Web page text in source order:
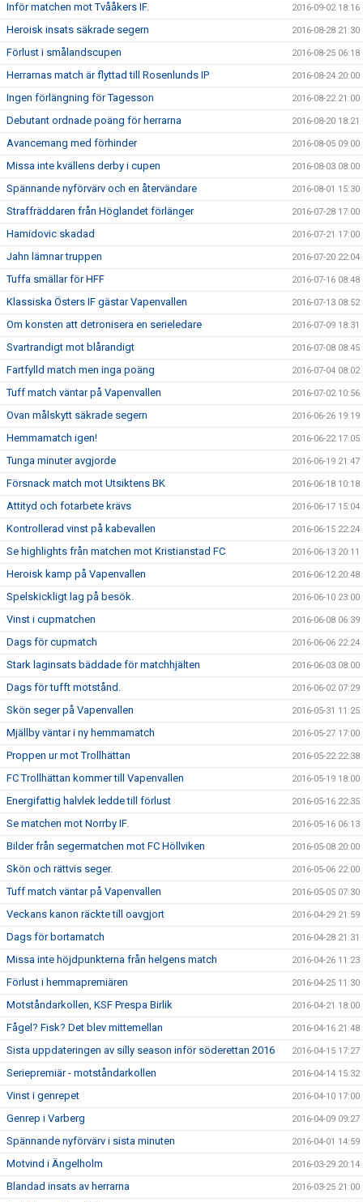
Inför matchen mot Tvååkers IF. 2016-09-02 18:16
Heroisk insats säkrade segern 2016-08-28 21:30
Förlust i smålandscupen 2016-08-25 06:18
Herrarnas match är flyttad till Rosenlunds IP 2016-08-24 20:00
Ingen förlängning för Tagesson 2016-08-22 21:00
Debutant ordnade poäng för herrarna 2016-08-20 18:21
Avancemang med förhinder 2016-08-05 09:00
Missa inte kvällens derby i cupen 2016-08-03 08:00
Spännande nyförvärv och en återvändare 2016-08-01 15:30
Straffräddaren från Höglandet förlänger 2016-07-28 17:00
Hamidovic skadad 2016-07-21 17:00
Jahn lämnar truppen 2016-07-20 22:04
Tuffa smällar för HFF 2016-07-16 08:48
Klassiska Östers IF gästar Vapenvallen 2016-07-13 08:52
Om konsten att detronisera en serieledare 2016-07-09 18:31
Svartrandigt mot blårandigt 2016-07-08 08:45
Fartfylld match men inga poäng 2016-07-04 08:02
Tuff match väntar på Vapenvallen 2016-07-02 10:56
Ovan målskytt säkrade segern 2016-06-26 19:19
Hemmamatch igen! 2016-06-22 17:05
Tunga minuter avgjorde 2016-06-19 21:47
Försnack match mot Utsiktens BK 2016-06-18 10:18
Attityd och fotarbete krävs 2016-06-17 15:04
Kontrollerad vinst på kabevallen 2016-06-15 22:24
Se highlights från matchen mot Kristianstad FC 2016-06-13 20:11
Heroisk kamp på Vapenvallen 2016-06-12 20:48
Spelskickligt lag på besök. 2016-06-10 23:00
Vinst i cupmatchen 2016-06-08 06:39
Dags för cupmatch 2016-06-06 22:24
Stark laginsats bäddade för matchhjälten 2016-06-03 08:00
Dags för tufft motstånd. 2016-06-02 07:29
Skön seger på Vapenvallen 2016-05-31 11:25
Mjällby väntar i ny hemmamatch 2016-05-27 17:00
Proppen ur mot Trollhättan 2016-05-22 22:38
FC Trollhättan kommer till Vapenvallen 2016-05-19 18:00
Energifattig halvlek ledde till förlust 2016-05-16 22:35
Se matchen mot Norrby IF. 2016-05-16 06:13
Bilder från segermatchen mot FC Höllviken 2016-05-08 20:00
Skön och rättvis seger. 2016-05-06 22:00
Tuff match väntar på Vapenvallen 2016-05-05 07:30
Veckans kanon räckte till oavgjort 2016-04-29 21:59
Dags för bortamatch 2016-04-28 21:31
Missa inte höjdpunkterna från helgens match 2016-04-26 11:23
Förlust i hemmapremiären 2016-04-25 11:30
Motståndarkollen, KSF Prespa Birlik 2016-04-21 18:00
Fågel? Fisk? Det blev mittemellan 2016-04-16 21:48
Sista uppdateringen av silly season inför söderettan 2016 2016-04-15 17:27
Seriepremiär - motståndarkollen 2016-04-14 15:32
Vinst i genrepet 2016-04-10 17:00
Genrep i Varberg 2016-04-09 09:27
Spännande nyförvärv i sista minuten 2016-04-01 14:59
Motvind i Ängelholm 2016-03-29 20:14
Blandad insats av herrarna 2016-03-25 21:00